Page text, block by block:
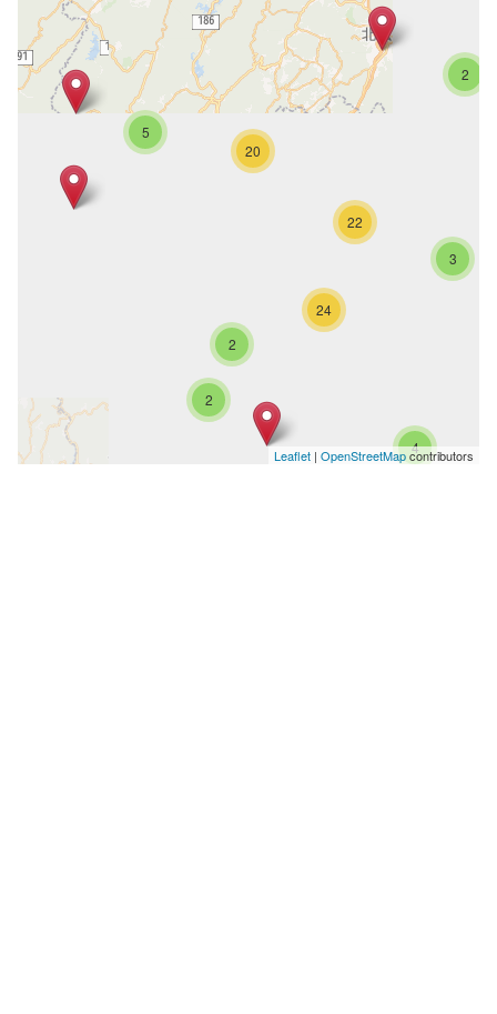
5
20
2
3
2
4
22
24
2
Leaflet | OpenStreetMapcontributors